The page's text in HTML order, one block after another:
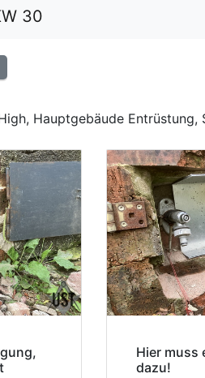
30
Hauptgebäude Entrüstung,
Hier muss
dazu!